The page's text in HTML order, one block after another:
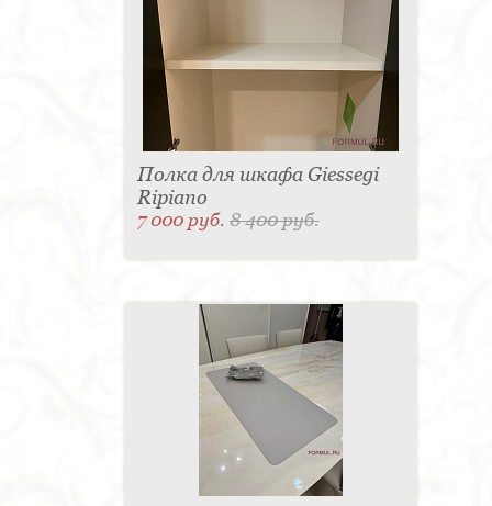
Полка для шкафа Giessegi
Ripiano
7 000 руб.8 400 руб.